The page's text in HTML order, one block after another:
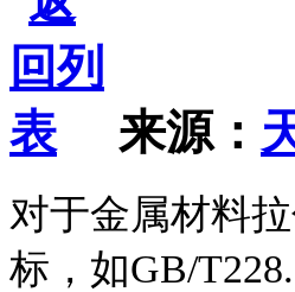
来源：
对于金属材料
标，如GB/